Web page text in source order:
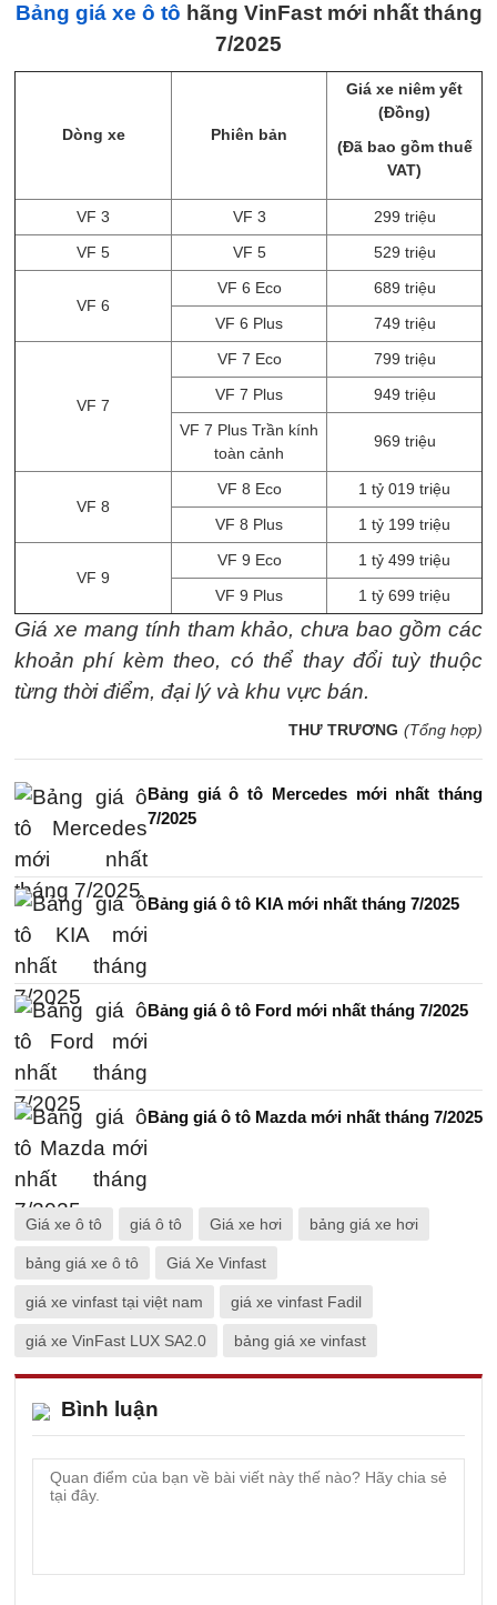
Bảng giá xe ô tô hãng VinFast mới nhất tháng
7/2025
Dòng xe Phiên bản
Giá xe niêm yết
(Đồng)
(Đã bao gồm thuế
VAT)
VF 3 VF 3
299 triệu
VF 5
VF 5 529 triệu
VF 6
VF 6 Eco
689 triệu
VF 6 Plus
749 triệu
VF 7
VF 7 Eco
799 triệu
VF 7 Plus
949 triệu
VF 7 Plus Trần kính
toàn cảnh
969 triệu
VF 8
VF 8 Eco
1 tỷ 019 triệu
VF 8 Plus​
1 tỷ 199 triệu
VF 9
VF 9 Eco
1 tỷ 499 triệu
VF 9 Plus
1 tỷ 699 triệu
Giá xe mang tính tham khảo, chưa bao gồm các
khoản phí kèm theo, có thể thay đổi tuỳ thuộc
từng thời điểm, đại lý và khu vực bán.
THƯ TRƯƠNG (Tổng hợp)
Bảng giá ô tô Mercedes mới nhất tháng
7/2025
Bảng giá ô tô KIA mới nhất tháng 7/2025
Bảng giá ô tô Ford mới nhất tháng 7/2025
Bảng giá ô tô Mazda mới nhất tháng 7/2025
Giá xe ô tô giá ô tô Giá xe hơi bảng giá xe hơi
bảng giá xe ô tô Giá Xe Vinfast
giá xe vinfast tại việt nam giá xe vinfast Fadil
giá xe VinFast LUX SA2.0 bảng giá xe vinfast
Bình luận